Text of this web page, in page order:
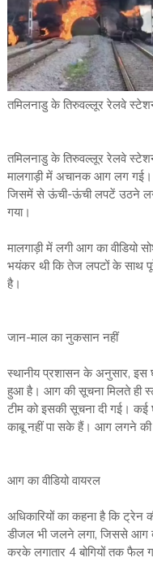
तमिलनाडु के तिरुवल्लूर रेलवे
तमिलनाडु के तिरुवल्लूर रेलवे
मालगाड़ी में अचानक आग लग
जिसमें से ऊंची-ऊंची लपटें उठने
गया।
मालगाड़ी में लगी आग का वीडियो
भयंकर थी कि तेज लपटों के साथ
है।
जान-माल का नुकसान नहीं
स्थानीय प्रशासन के अनुसार, इस
हुआ है। आग की सूचना मिलते ही
टीम को इसकी सूचना दी गई।
काबू नहीं पा सके हैं। आग लगने की
आग का वीडियो वायरल
अधिकारियों का कहना है कि ट्रेन
डीजल भी जलने लगा, जिससे आग
करके लगातार 4 बोगियों तक